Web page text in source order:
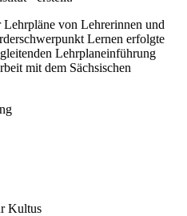
von Lehrerinnen und
Lernen erfolgte
Lehrplaneinführung
mit dem Sächsischen
Kultus